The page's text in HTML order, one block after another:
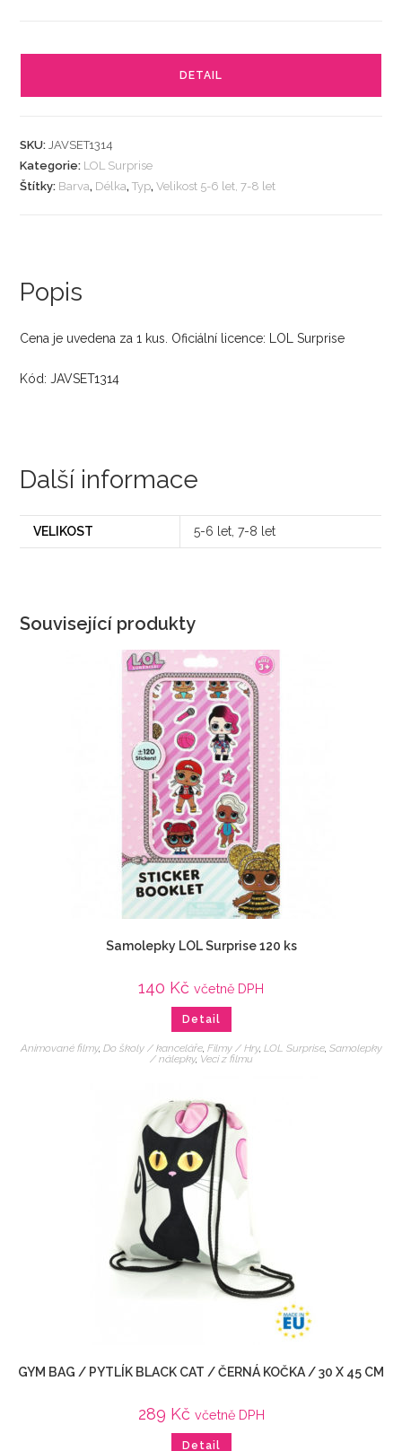
DETAIL
SKU:JAVSET1314
Kategorie: LOL Surprise
Štítky: Barva, Délka,Typ,Velikost 5-6 let, 7-8 let
Popis
Cena je uvedena za 1 kus. Oficiální licence: LOL Surprise
Kód: JAVSET1314
Další informace
VELIKOST 5-6 let, 7-8 let
Související produkty
Samolepky LOL Surprise 120 ks
140 Kč včetně DPH
Detail
Animované filmy, Do školy / kanceláře, Filmy / Hry, LOL Surprise, Samolepky
/ nálepky, Veci z filmu
GYM BAG / PYTLÍK BLACK CAT / ČERNÁ KOČKA / 30 X 45 CM
289 Kč včetně DPH
Detail